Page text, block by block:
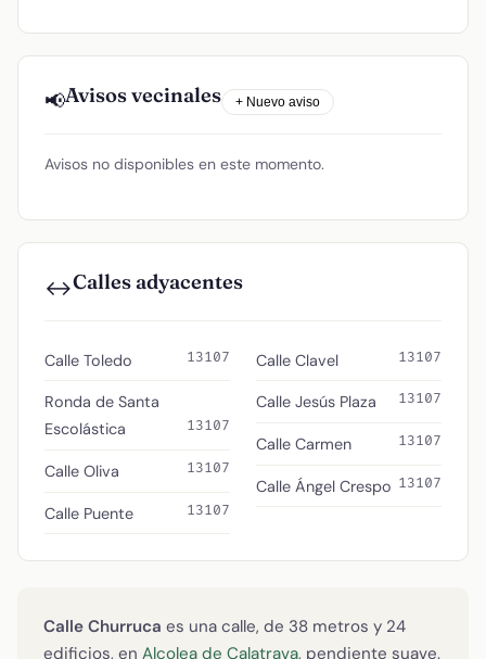
📢Avisos vecinales + Nuevo aviso
Avisos no disponibles en este momento.
↔️Calles adyacentes
Calle Toledo 13107
Ronda de Santa
Escolástica
13107
Calle Oliva 13107
Calle Puente 13107
Calle Clavel 13107
Calle Jesús Plaza 13107
Calle Carmen 13107
Calle Ángel Crespo 13107
Calle Churruca es una calle, de 38 metros y 24
edificios, en Alcolea de Calatrava, pendiente suave.